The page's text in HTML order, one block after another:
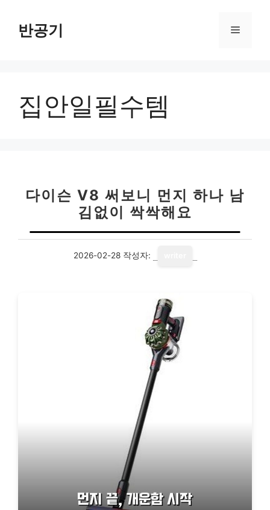
반공기 메
집안일필수템
다이슨 V8 써보니 먼지 하나 남
김없이 싹싹해요
2026-02-28 작성자: